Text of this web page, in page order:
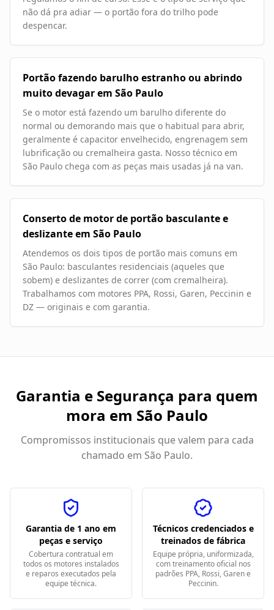
não dá pra adiar — o portão fora do trilho pode
despencar.
Portão fazendo barulho estranho ou abrindo
muito devagar em São Paulo
Se o motor está fazendo um barulho diferente do
normal ou demorando mais que o habitual para abrir,
geralmente é capacitor envelhecido, engrenagem sem
lubrificação ou cremalheira gasta. Nosso técnico em
São Paulo chega com as peças mais usadas já na van.
Conserto de motor de portão basculante e
deslizante em São Paulo
Atendemos os dois tipos de portão mais comuns em
São Paulo: basculantes residenciais (aqueles que
sobem) e deslizantes de correr (com cremalheira).
Trabalhamos com motores PPA, Rossi, Garen, Peccinin e
DZ — originais e com garantia.
Garantia e Segurança para quem
mora em São Paulo
Compromissos institucionais que valem para cada
chamado em São Paulo.
Garantia de 1 ano em
peças e serviço
Cobertura contratual em
todos os motores instalados
e reparos executados pela
equipe técnica.
Técnicos credenciados e
treinados de fábrica
Equipe própria, uniformizada,
com treinamento oficial nos
padrões PPA, Rossi, Garen e
Peccinin.